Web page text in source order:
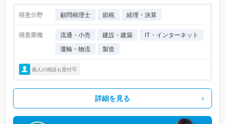
得意分野 顧問税理士 節税 経理・決算
得意業種 流通・小売 建設・建築
IT・インターネット
運輸・物流
製造
個人の相談も受付可
詳細を見る